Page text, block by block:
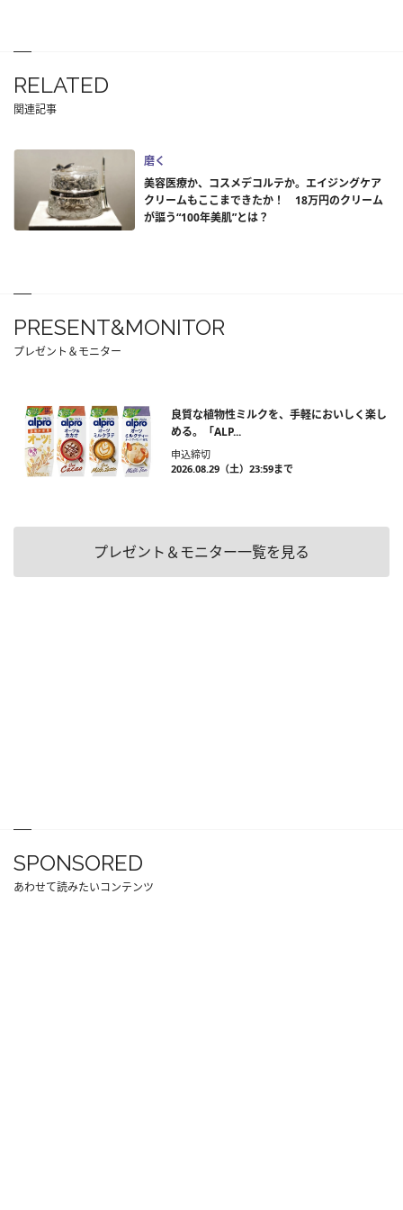
RELATED
関連記事
磨く
美容医療か、コスメデコルテか。エイジングケア
クリームもここまできたか！ 18万円のクリーム
が謳う“100年美肌”とは？
PRESENT&MONITOR
プレゼント＆モニター
良質な植物性ミルクを、手軽においしく楽し
める。「ALP...
申込締切
2026.08.29（土）23:59まで
プレゼント＆モニター一覧を見る
SPONSORED
あわせて読みたいコンテンツ